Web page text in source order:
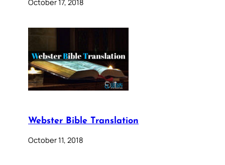
October 17, 2018
Webster Bible Translation
October 11, 2018